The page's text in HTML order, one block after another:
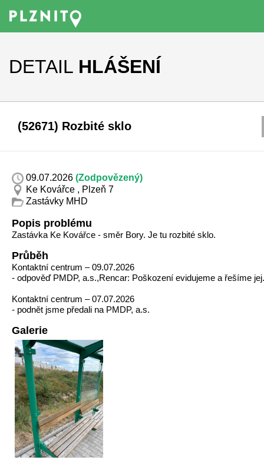
DETAIL HLÁŠENÍ
(52671) Rozbité sklo
09.07.2026 (Zodpovězený)
Ke Kovářce , Plzeň 7
Zastávky MHD
Popis problému
Zastávka Ke Kovářce - směr Bory. Je tu rozbité sklo.
Průběh
Kontaktní centrum – 09.07.2026
- odpověď PMDP, a.s.,Rencar: Poškození evidujeme a řešíme jej.
Kontaktní centrum – 07.07.2026
- podnět jsme předali na PMDP, a.s.
Galerie